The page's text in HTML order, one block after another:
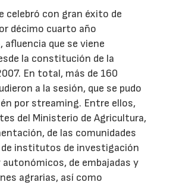
celebró con gran éxito de
décimo cuarto año
que se viene
la constitución de la
En total, más de 160
a la sesión, que se pudo
por streaming. Entre ellos,
del Ministerio de Agricultura,
de las comunidades
institutos de investigación
autonómicos, de embajadas y
agrarias, así como